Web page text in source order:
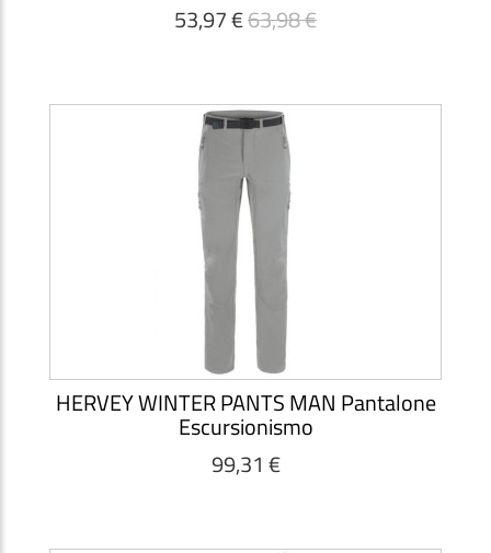
53,97 €63,98 €
HERVEY WINTER PANTS MAN Pantalone
Escursionismo
99,31 €